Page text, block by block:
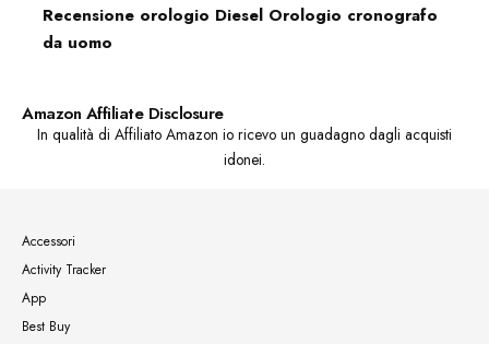
Recensione orologio Diesel Orologio cronografo
da uomo
Amazon Affiliate Disclosure
In qualità di Affiliato Amazon io ricevo un guadagno dagli acquisti
idonei.
Accessori
Activity Tracker
App
Best Buy